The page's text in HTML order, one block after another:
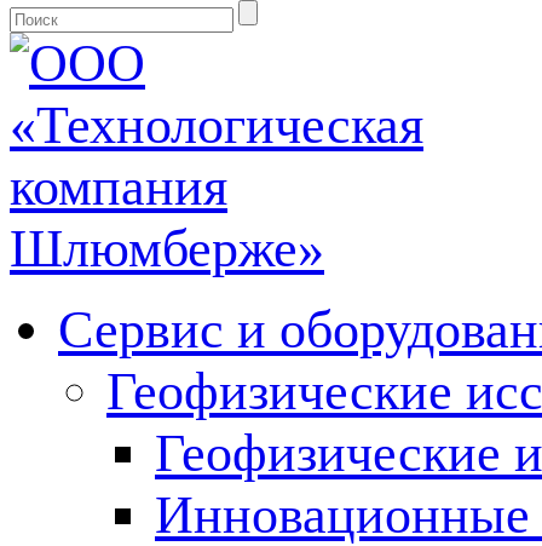
Сервис и
Геофизические
Геофизические
Инновационные